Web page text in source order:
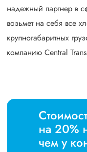
надежный партнер в
возьмет на себя все
крупногабаритных
компанию Central
на 20%
чем у